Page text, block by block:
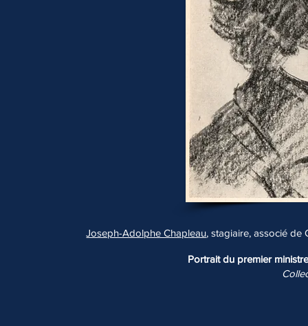
Joseph-Adolphe Chapleau, stagiaire, associé de
Portrait du premier